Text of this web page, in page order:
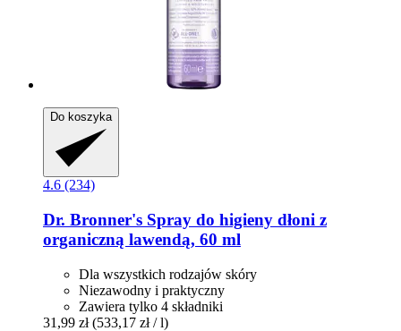
Do koszyka
4.6 (234)
Dr. Bronner's Spray do higieny dłoni z
organiczną lawendą, 60 ml
Dla wszystkich rodzajów skóry
Niezawodny i praktyczny
Zawiera tylko 4 składniki
31,99 zł (533,17 zł / l)